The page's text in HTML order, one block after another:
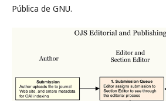
Pública de GNU.